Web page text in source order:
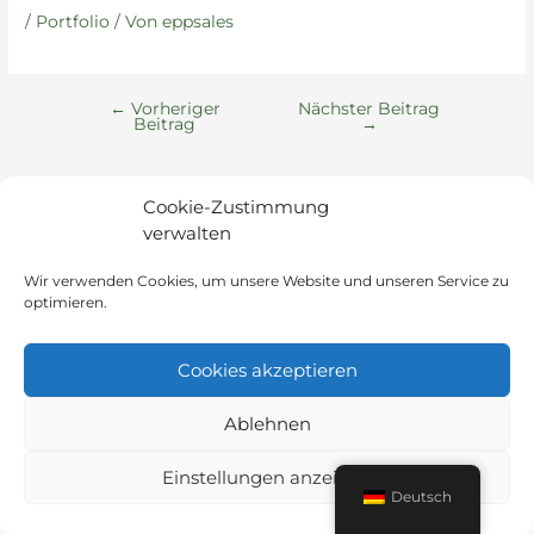
Cookie-Zustimmung
verwalten
Wir verwenden Cookies, um unsere Website und unseren Service zu
optimieren.
Cookies akzeptieren
Ablehnen
Einstellungen anzeigen
/ Portfolio / Voneppsales
← Vorheriger
Beitrag
Nächster Beitrag
→
Instagram
Deutsch